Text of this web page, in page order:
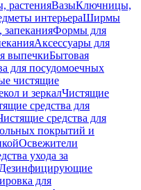
растенияВазыКлючницы,
интерьераШирмы
Формы для
Аксессуары для
выпечкиБытовая
для посудомоечных
чистящие
и зеркалЧистящие
средства для
средства для
покрытий и
Освежители
ухода за
Дезинфицирующие
для